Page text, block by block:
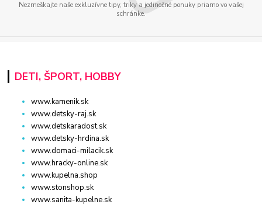
Nezmeškajte naše exkluzívne tipy, triky a jedinečné ponuky priamo vo vašej
schránke.
DETI, ŠPORT, HOBBY
www.kamenik.sk
www.detsky-raj.sk
www.detskaradost.sk
www.detsky-hrdina.sk
www.domaci-milacik.sk
www.hracky-online.sk
www.kupelna.shop
www.stonshop.sk
www.sanita-kupelne.sk